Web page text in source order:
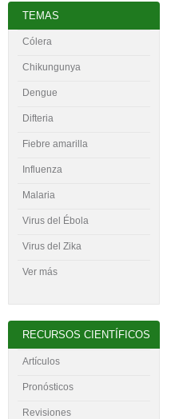
TEMAS
Cólera
Chikungunya
Dengue
Difteria
Fiebre amarilla
Influenza
Malaria
Virus del Ébola
Virus del Zika
Ver más
RECURSOS CIENTÍFICOS
Artículos
Pronósticos
Revisiones